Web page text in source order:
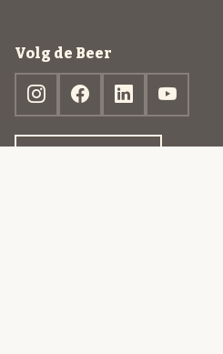
Volg de Beer